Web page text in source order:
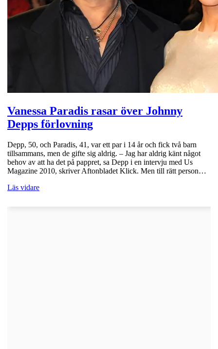
Vanessa Paradis rasar över Johnny
Depps förlovning
Depp, 50, och Paradis, 41, var ett par i 14 år och fick två barn
tillsammans, men de gifte sig aldrig. – Jag har aldrig känt något
behov av att ha det på pappret, sa Depp i en intervju med Us
Magazine 2010, skriver Aftonbladet Klick. Men till rätt person…
Läs vidare